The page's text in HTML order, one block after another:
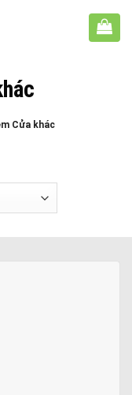
Cửa khác